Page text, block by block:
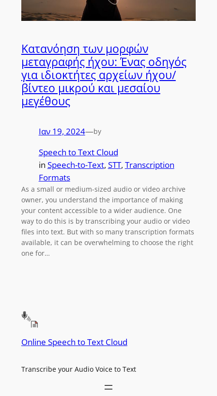
Κατανόηση των μορφών
μεταγραφής ήχου: Ένας οδηγός
για ιδιοκτήτες αρχείων ήχου/
βίντεο μικρού και μεσαίου
μεγέθους
Ιαν 19, 2024—by
Speech to Text Cloud
in Speech-to-Text, STT, Transcription
Formats
As a small or medium-sized audio or video archive
owner, you understand the importance of making
your content accessible to a wider audience. One
way to do this is by transcribing your audio or video
files into text. But with so many transcription formats
available, it can be overwhelming to choose the right
one for…
Online Speech to Text Cloud
Transcribe your Audio Voice to Text